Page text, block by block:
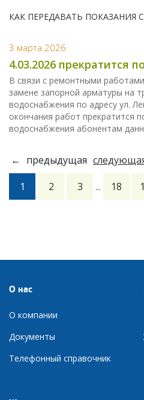
КАК ПЕРЕДАВАТЬ ПОКАЗАНИЯ С
3 марта 2026
4.03.2026 прекратится
В связи с ремонтными
замене запорной арматуры на
водоснабжения по адресу ул.
окончания работ прекратится
водоснабжения абонентам
← предыдущая
1
2 3 ... 18
О нас
О компании
Документы
Телефонный справочник